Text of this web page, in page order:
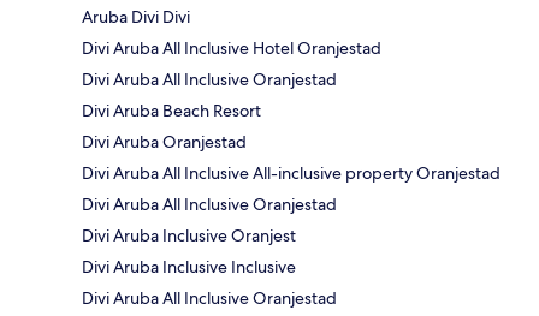
Aruba Divi Divi
Divi Aruba All Inclusive Hotel Oranjestad
Divi Aruba All Inclusive Oranjestad
Divi Aruba Beach Resort
Divi Aruba Oranjestad
Divi Aruba All Inclusive All-inclusive property Oranjestad
Divi Aruba All Inclusive Oranjestad
Divi Aruba Inclusive Oranjest
Divi Aruba Inclusive Inclusive
Divi Aruba All Inclusive Oranjestad